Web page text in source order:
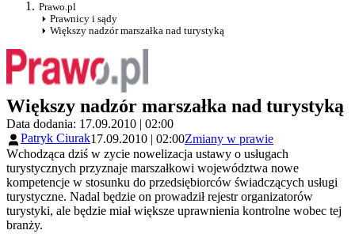
Prawo.pl
Prawnicy i sądy
Większy nadzór marszałka nad turystyką
Większy nadzór marszałka nad turystyką
Data dodania: 17.09.2010 | 02:00
Patryk Ciurak17.09.2010 | 02:00Zmiany w prawie
Wchodząca dziś w zycie nowelizacja ustawy o usługach
turystycznych przyznaje marszałkowi województwa nowe
kompetencje w stosunku do przedsiębiorców świadczących usługi
turystyczne. Nadal będzie on prowadził rejestr organizatorów
turystyki, ale będzie miał większe uprawnienia kontrolne wobec tej
branży.